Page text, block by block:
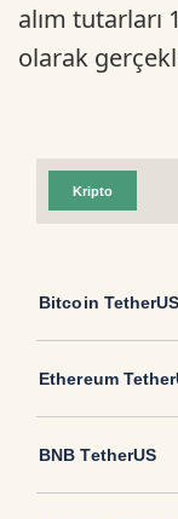
alım tutarları
olarak
Kripto
Bitcoin TetherUS
Ethereum
BNB TetherUS